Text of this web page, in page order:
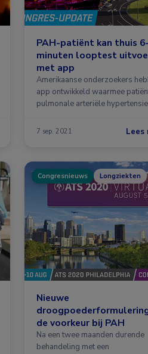
PAH-patiënt kan thuis 6-
minuten looptest
met app
Amerikaanse onderzoekers
app ontwikkeld waarmee
pulmonale arteriële
7 sep. 2021 Lees
Congresnieuws Longziekten
Nieuwe
de voorkeur bij PAH
Na een twee maanden durende
behandeling met een